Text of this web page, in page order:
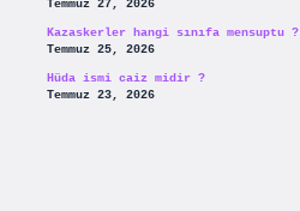
Temmuz 27, 2026
Kazaskerler hangi sınıfa mensuptu ?
Temmuz 25, 2026
Hüda ismi caiz midir ?
Temmuz 23, 2026